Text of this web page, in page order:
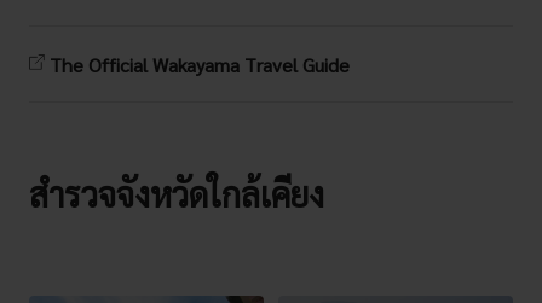
The Official Wakayama Travel Guide
สำรวจจังหวัดใกล้เคียง